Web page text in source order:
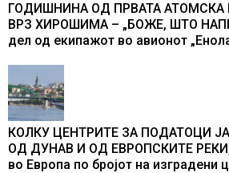
ГОДИШНИНА ОД ПРВАТА АТОМСКА
ВРЗ ХИРОШИМА – „БОЖЕ, ШТО
дел од екипажот во авионот
промени текот на историјата
КОЛКУ ЦЕНТРИТЕ ЗА ПОДАТОЦИ ЈА
ОД ДУНАВ И ОД ЕВРОПСКИТЕ РЕКИ,
во Европа по бројот на изградени